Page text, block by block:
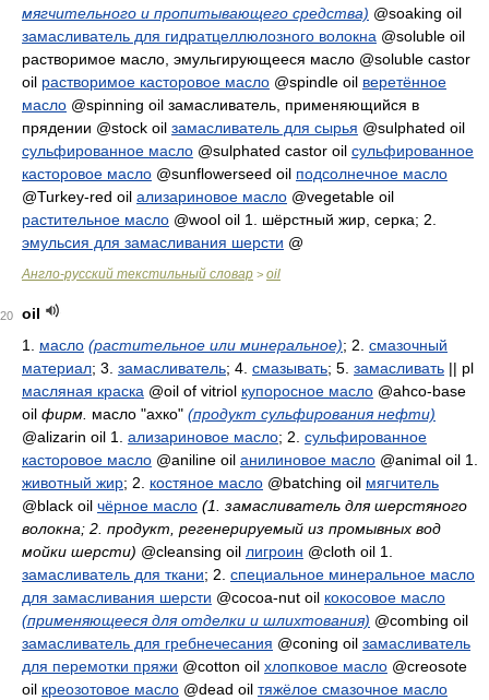
мягчительного и пропитывающего средства) @soaking oil
замасливатель для гидратцеллюлозного волокна @soluble oil
растворимое масло, эмульгирующееся масло @soluble castor
oil растворимое касторовое масло @spindle oil веретённое
масло @spinning oil замасливатель, применяющийся в
прядении @stock oil замасливатель для сырья @sulphated oil
сульфированное масло @sulphated castor oil сульфированное
касторовое масло @sunflowerseed oil подсолнечное масло
@Turkey-red oil ализариновое масло @vegetable oil
растительное масло @wool oil 1. шёрстный жир, серка; 2.
эмульсия для замасливания шерсти @
Англо-русский текстильный словар > oil
20
oil
1. масло (растительное или минеральное); 2. смазочный
материал; 3. замасливатель; 4. смазывать; 5. замасливать || pl
масляная краска @oil of vitriol купоросное масло @ahco-base
oil фирм. масло "ахко" (продукт сульфирования нефти)
@alizarin oil 1. ализариновое масло; 2. сульфированное
касторовое масло @aniline oil анилиновое масло @animal oil 1.
животный жир; 2. костяное масло @batching oil мягчитель
@black oil чёрное масло (1. замасливатель для шерстяного
волокна; 2. продукт, регенерируемый из промывных вод
мойки шерсти) @cleansing oil лигроин @cloth oil 1.
замасливатель для ткани; 2. специальное минеральное масло
для замасливания шерсти @cocoa-nut oil кокосовое масло
(применяющееся для отделки и шлихтования) @combing oil
замасливатель для гребнечесания @coning oil замасливатель
для перемотки пряжи @cotton oil хлопковое масло @creosote
oil креозотовое масло @dead oil тяжёлое смазочное масло